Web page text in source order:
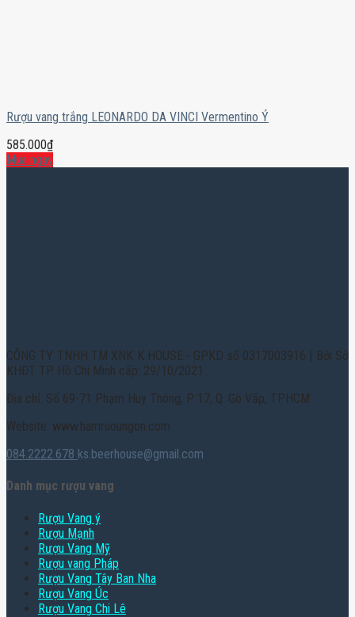
Rượu vang trắng LEONARDO DA VINCI Vermentino Ý
585.000₫
Mua ngay
CÔNG TY TNHH TM XNK K HOUSE - GPKD số 0317003916 | Bởi Sở
KHĐT TP. Hồ Chí Minh cấp: 29/10/2021
Địa chỉ: Số 69-71 Phạm Huy Thông, P. 17, Q. Gò Vấp, TPHCM
Website: www.hamruoungon.com
084.2222.678 ks.beerhouse@gmail.com
Danh mục rượu vang
Rượu Vang ý
Rượu Mạnh
Rượu Vang Mỹ
Rượu vang Pháp
Rượu Vang Tây Ban Nha
Rượu Vang Úc
Rượu Vang Chi Lê